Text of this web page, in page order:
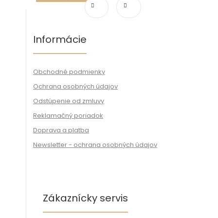
Informácie
Obchodné podmienky
Ochrana osobných údajov
Odstúpenie od zmluvy
Reklamačný poriadok
Doprava a platba
Newsletter - ochrana osobných údajov
Zákaznícky servis